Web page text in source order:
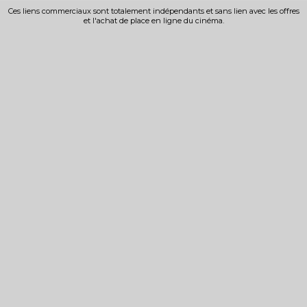
Ces liens commerciaux sont totalement indépendants et sans lien avec les offres
et l'achat de place en ligne du cinéma.